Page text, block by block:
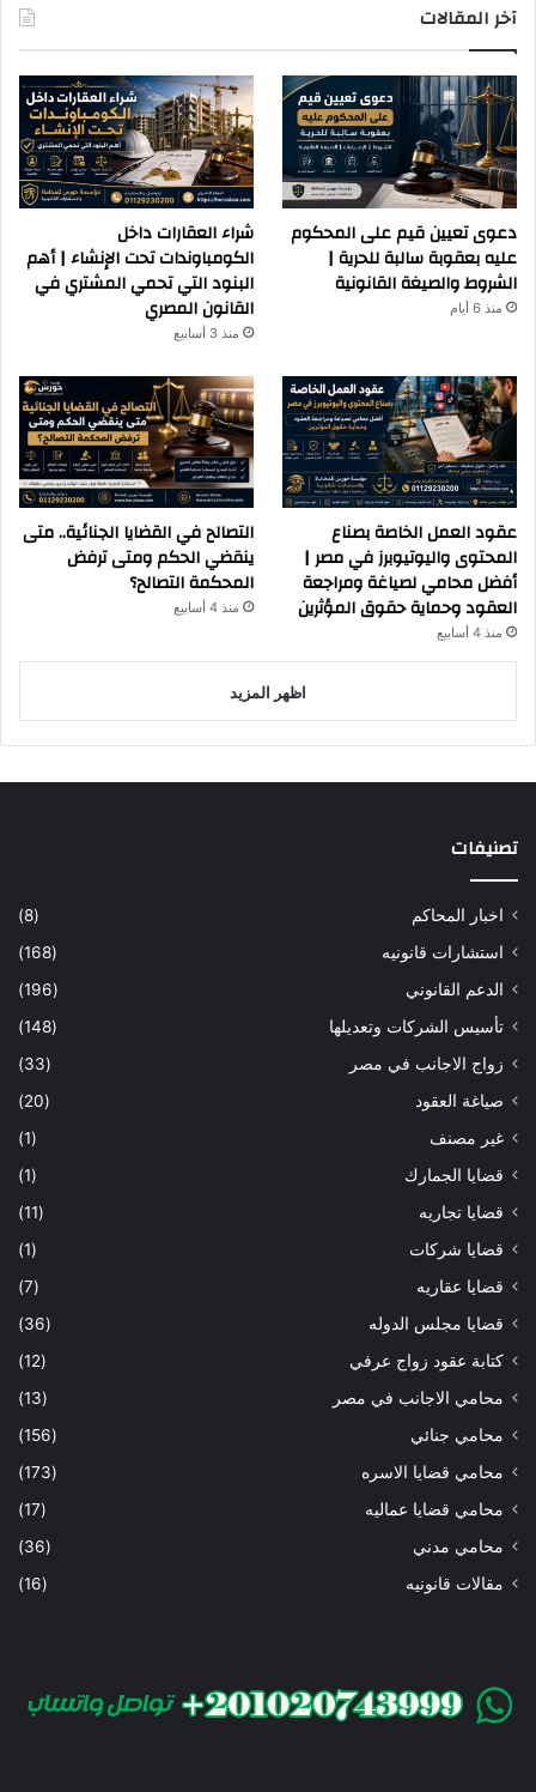
آخر المقالات
دعوى تعيين قيم على المحكوم
عليه بعقوبة سالبة للحرية |
الشروط والصيغة القانونية
منذ 6 أيام
شراء العقارات داخل
الكومباوندات تحت الإنشاء | أهم
البنود التي تحمي المشتري في
القانون المصري
منذ 3 أسابيع
عقود العمل الخاصة بصناع
المحتوى واليوتيوبرز في مصر |
أفضل محامي لصياغة ومراجعة
العقود وحماية حقوق المؤثرين
منذ 4 أسابيع
التصالح في القضايا الجنائية.. متى
ينقضي الحكم ومتى ترفض
المحكمة التصالح؟
منذ 4 أسابيع
اظهر المزيد
تصنيفات
اخبار المحاكم
(8)
استشارات قانونيه
(168)
الدعم القانوني
(196)
تأسيس الشركات وتعديلها
(148)
زواج الاجانب في مصر
(33)
صياغة العقود
(20)
غير مصنف
(1)
قضايا الجمارك
(1)
قضايا تجاريه
(11)
قضايا شركات
(1)
قضايا عقاريه
(7)
قضايا مجلس الدوله
(36)
كتابة عقود زواج عرفي
(12)
محامي الاجانب في مصر
(13)
محامي جنائي
(156)
محامي قضايا الاسره
(173)
محامي قضايا عماليه
(17)
محامي مدني
(36)
مقالات قانونيه
(16)